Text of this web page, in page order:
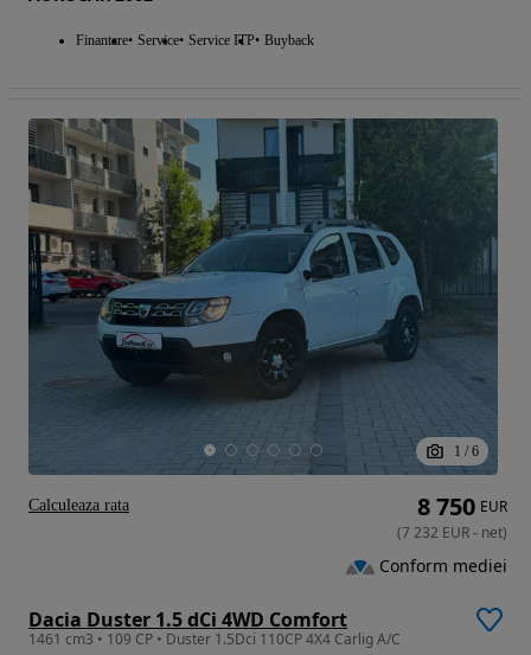
Finantare Service Service ITP Buyback
1 / 6
Dacia Duster 1.5 dCi 4WD Comfort
1461 cm3 • 109 CP • Duster 1.5Dci 110CP 4X4 Carlig A/C
8 750 EUR
(7 232 EUR- net)
Conform mediei
Calculeaza rata